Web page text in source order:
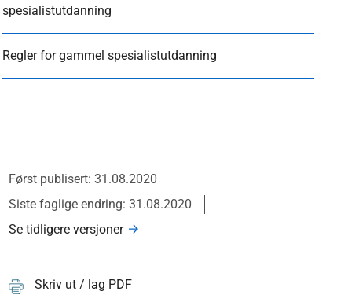
spesialistutdanning
Regler for gammel spesialistutdanning
Først publisert: 31.08.2020
Siste faglige endring: 31.08.2020
Se tidligere versjoner
Skriv ut / lag PDF